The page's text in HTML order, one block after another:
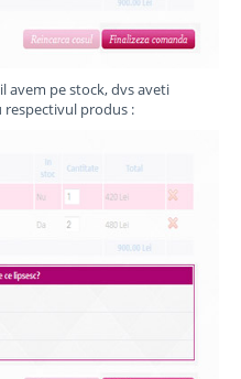
avem pe stock, dvs aveti
respectivul produs :